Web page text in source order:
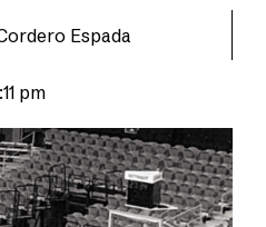
Espada
pm